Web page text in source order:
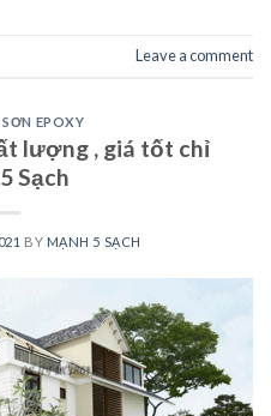
Leave a comment
EPOXY
lượng , giá tốt chỉ
Sạch
BY MẠNH 5 SẠCH